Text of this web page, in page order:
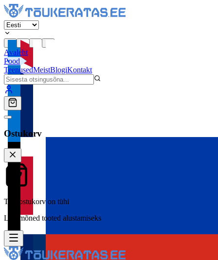
Avaleht
Pood
TeenusedMeistBlogiKontakt
Ostukorv
Teie ostukorv on tühi
Lisa mõned tooted alustamiseks